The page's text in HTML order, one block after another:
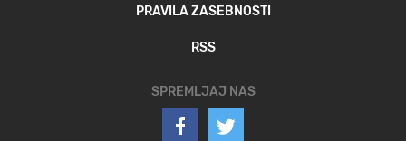
PRAVILA ZASEBNOSTI
RSS
SPREMLJAJ NAS